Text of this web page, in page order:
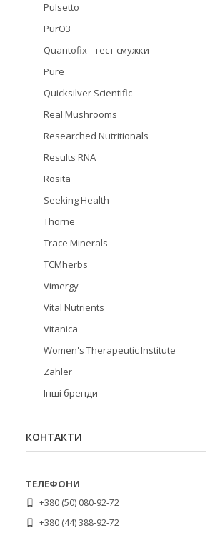
Pulsetto
PurO3
Quantofix - тест смужки
Pure
Quicksilver Scientific
Real Mushrooms
Researched Nutritionals
Results RNA
Rosita
Seeking Health
Thorne
Trace Minerals
TCMherbs
Vimergy
Vital Nutrients
Vitanica
Women's Therapeutic Institute
Zahler
Інші бренди
КОНТАКТИ
+380 (50) 080-92-72
+380 (44) 388-92-72